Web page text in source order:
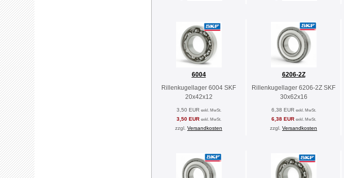
6004
Rillenkugellager 6004 SKF
20x42x12
3,50 EUR exkl. MwSt.
3,50 EUR exkl. MwSt.
zzgl. Versandkosten
6206-2Z
Rillenkugellager 6206-2Z SKF
30x62x16
6,38 EUR exkl. MwSt.
6,38 EUR exkl. MwSt.
zzgl. Versandkosten